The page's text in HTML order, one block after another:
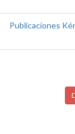
Publicaciones